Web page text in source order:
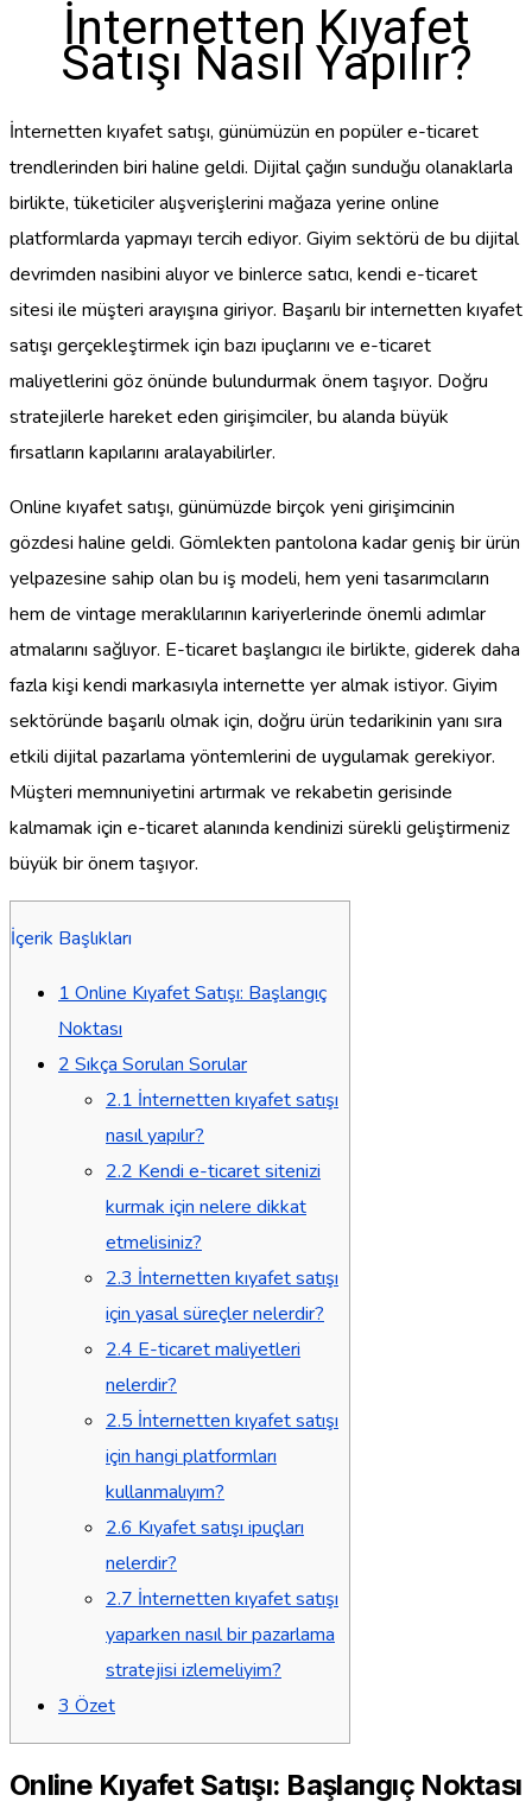
İnternetten Kıyafet
Satışı Nasıl Yapılır?
İnternetten kıyafet satışı, günümüzün en popüler e-ticaret
trendlerinden biri haline geldi. Dijital çağın sunduğu olanaklarla
birlikte, tüketiciler alışverişlerini mağaza yerine online
platformlarda yapmayı tercih ediyor. Giyim sektörü de bu dijital
devrimden nasibini alıyor ve binlerce satıcı, kendi e-ticaret
sitesi ile müşteri arayışına giriyor. Başarılı bir internetten kıyafet
satışı gerçekleştirmek için bazı ipuçlarını ve e-ticaret
maliyetlerini göz önünde bulundurmak önem taşıyor. Doğru
stratejilerle hareket eden girişimciler, bu alanda büyük
fırsatların kapılarını aralayabilirler.
Online kıyafet satışı, günümüzde birçok yeni girişimcinin
gözdesi haline geldi. Gömlekten pantolona kadar geniş bir ürün
yelpazesine sahip olan bu iş modeli, hem yeni tasarımcıların
hem de vintage meraklılarının kariyerlerinde önemli adımlar
atmalarını sağlıyor. E-ticaret başlangıcı ile birlikte, giderek daha
fazla kişi kendi markasıyla internette yer almak istiyor. Giyim
sektöründe başarılı olmak için, doğru ürün tedarikinin yanı sıra
etkili dijital pazarlama yöntemlerini de uygulamak gerekiyor.
Müşteri memnuniyetini artırmak ve rekabetin gerisinde
kalmamak için e-ticaret alanında kendinizi sürekli geliştirmeniz
büyük bir önem taşıyor.
İçerik Başlıkları
1 Online Kıyafet Satışı: Başlangıç
Noktası
2 Sıkça Sorulan Sorular
2.1 İnternetten kıyafet satışı
nasıl yapılır?
2.2 Kendi e-ticaret sitenizi
kurmak için nelere dikkat
etmelisiniz?
2.3 İnternetten kıyafet satışı
için yasal süreçler nelerdir?
2.4 E-ticaret maliyetleri
nelerdir?
2.5 İnternetten kıyafet satışı
için hangi platformları
kullanmalıyım?
2.6 Kıyafet satışı ipuçları
nelerdir?
2.7 İnternetten kıyafet satışı
yaparken nasıl bir pazarlama
stratejisi izlemeliyim?
3 Özet
Online Kıyafet Satışı: Başlangıç Noktası